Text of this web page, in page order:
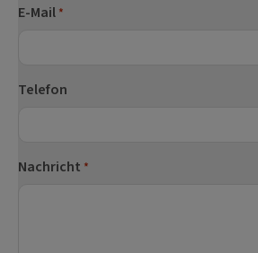
E-Mail *
Telefon
Nachricht *